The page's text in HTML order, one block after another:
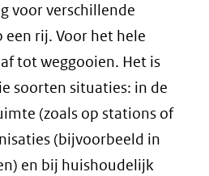
voor verschillende
rij. Voor het hele
tot weggooien. Het is
soorten situaties: in de
(zoals op stations of
(bijvoorbeeld in
en bij huishoudelijk